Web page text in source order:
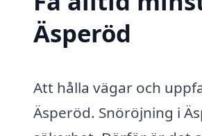
Äsperöd
Att hålla vägar och
Äsperöd. Snöröjning i